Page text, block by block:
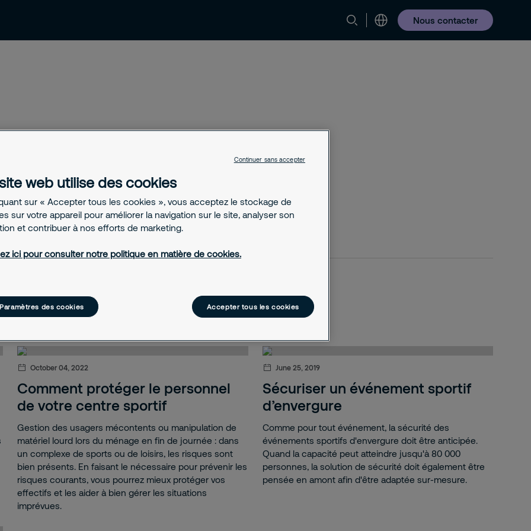
Nous contacter
Contact et support Emploi
des conseils, guides et articles
Vous y trouverez également
risques professionnels et sur les
y faire face.
October 04, 2022
Comment protéger le personnel
de votre centre sportif
Gestion des usagers mécontents ou manipulation de
matériel lourd lors du ménage en fin de journée : dans
un complexe de sports ou de loisirs, les risques sont
bien présents. En faisant le nécessaire pour prévenir les
risques courants, vous pourrez mieux protéger vos
effectifs et les aider à bien gérer les situations
imprévues.
June 25, 2019
Sécuriser un événement sportif
d’envergure
Comme pour tout événement, la sécurité des
événements sportifs d'envergure doit être anticipée.
Quand la capacité peut atteindre jusqu'à 80 000
personnes, la solution de sécurité doit également être
pensée en amont afin d'être adaptée sur‑mesure.
web utilise des cookies
sur « Accepter tous les cookies », vous acceptez le stockage de
sur votre appareil pour améliorer la navigation sur le site, analyser son
et contribuer à nos efforts de marketing.
ici pour consulter notre politique en matière de cookies.
Paramètres des cookies Accepter tous les cookies
Continuer sans accepter